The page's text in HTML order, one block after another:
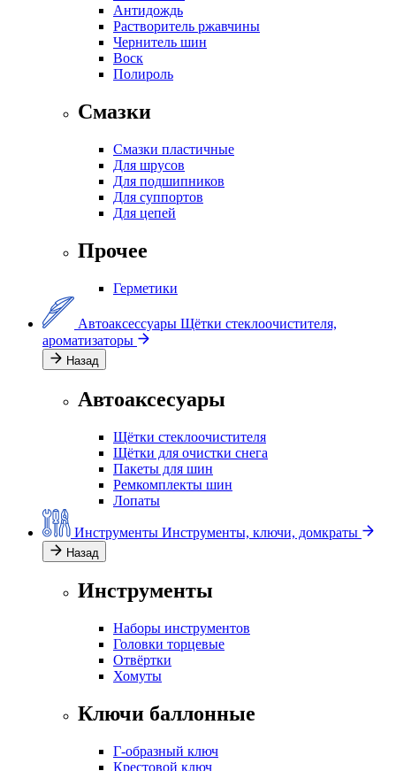
Антидождь
Растворитель ржавчины
Чернитель шин
Воск
Полироль
Смазки
Смазки пластичные
Для шрусов
Для подшипников
Для суппортов
Для цепей
Прочее
Герметики
Автоаксессуары Щётки стеклоочистителя,
ароматизаторы
Назад
Автоаксесуары
Щётки стеклоочистителя
Щётки для очистки снега
Пакеты для шин
Ремкомплекты шин
Лопаты
Инструменты Инструменты, ключи, домкраты
Назад
Инструменты
Наборы инструментов
Головки торцевые
Отвёртки
Хомуты
Ключи баллонные
Г-образный ключ
Крестовой ключ